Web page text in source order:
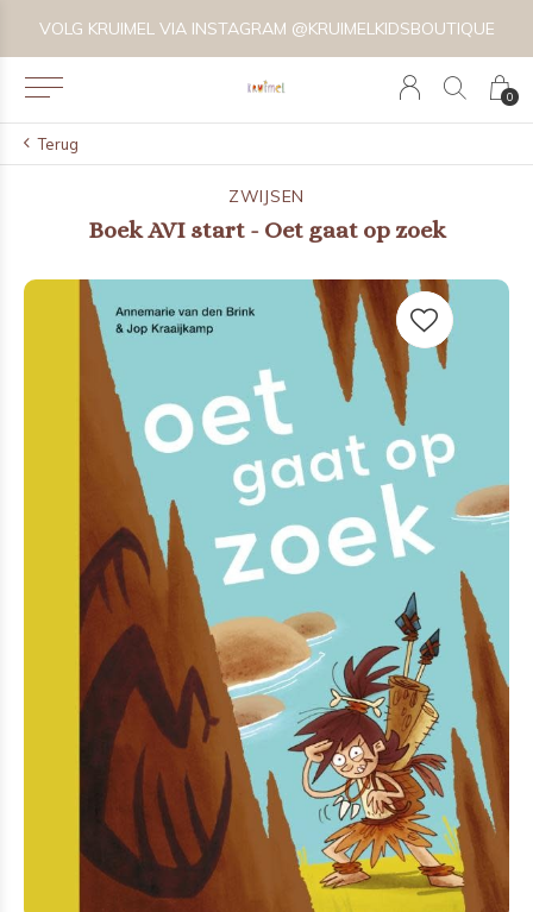
0
VOLG KRUIMEL VIA INSTAGRAM @KRUIMELKIDSBOUTIQUE
Terug
ZWIJSEN
Boek AVI start - Oet gaat op zoek